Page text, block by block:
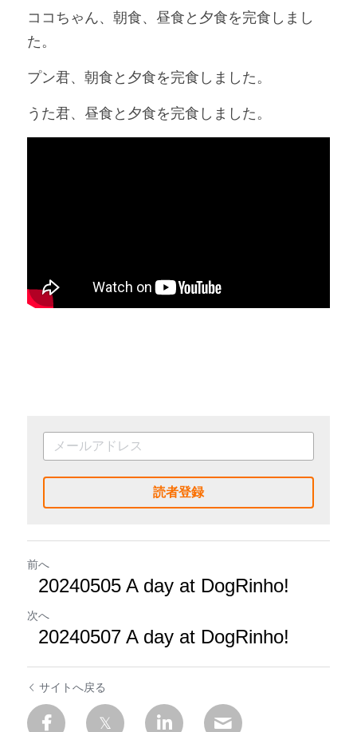
ココちゃん、朝食、昼食と夕食を完食しまし
た。
プン君、朝食と夕食を完食しました。
うた君、昼食と夕食を完食しました。
読者登録
前へ
20240505 A day at DogRinho!
次へ
20240507 A day at DogRinho!
サイトへ戻る